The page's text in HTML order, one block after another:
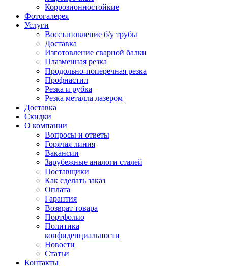
Коррозионностойкие
Фотогалерея
Услуги
Восстановление б/у трубы
Доставка
Изготовление сварной балки
Плазменная резка
Продольно-поперечная резка
Профнастил
Резка и рубка
Резка металла лазером
Доставка
Скидки
О компании
Вопросы и ответы
Горячая линия
Вакансии
Зарубежные аналоги сталей
Поставщики
Как сделать заказ
Оплата
Гарантия
Возврат товара
Портфолио
Политика
конфиденциальности
Новости
Статьи
Контакты